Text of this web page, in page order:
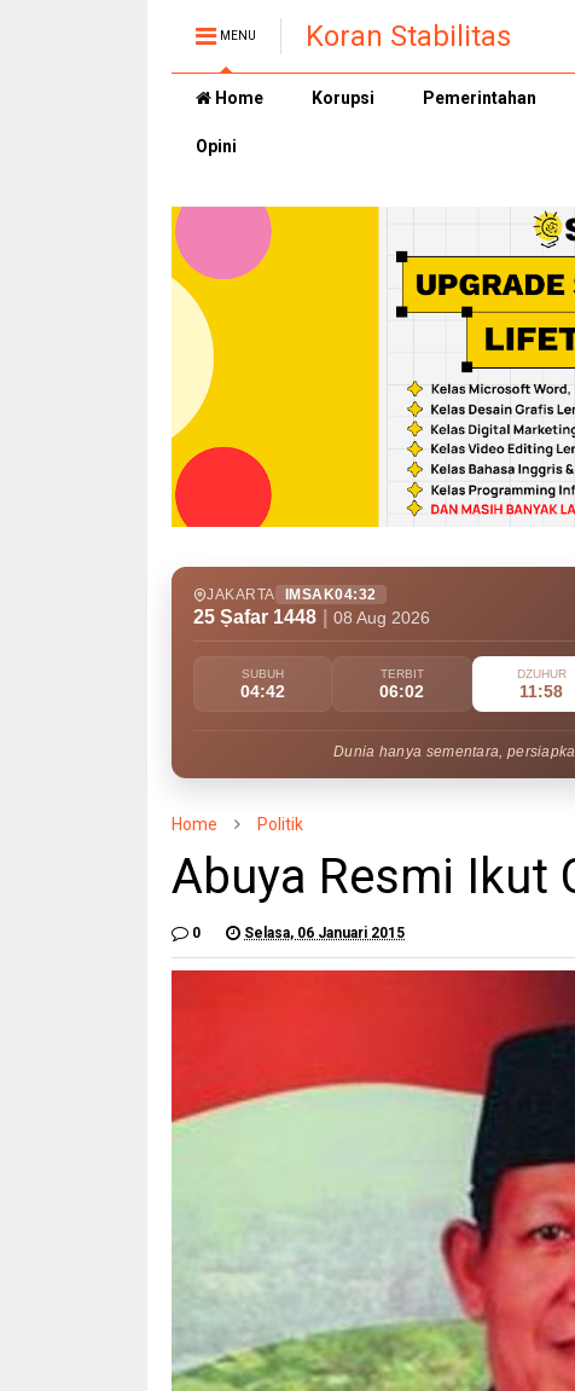
MENU Koran Stabilitas
Home Korupsi Pemerintahan
Opini
JAKARTA IMSAK04:32
25 Ṣafar 1448 08 Aug 2026
SUBUH
04:42
TERBIT
06:02
DZUHUR
11:58
Dunia hanya sementara,
Home Politik
Abuya Resmi Ikut
0 Selasa, 06 Januari 2015